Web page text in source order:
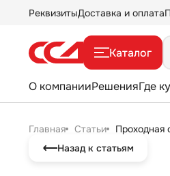
РеквизитыДоставка и оплата
Каталог
О компанииРешенияГде
Главная Статьи
Назад к статьям